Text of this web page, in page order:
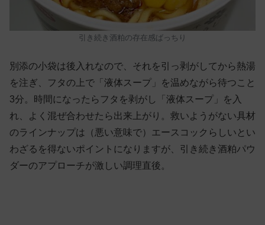
引き続き酒粕の存在感ばっちり
別添の小袋は後入れなので、それを引っ剥がしてから熱湯
を注ぎ、フタの上で「液体スープ」を温めながら待つこと
3分。時間になったらフタを剥がし「液体スープ」を入
れ、よく混ぜ合わせたら出来上がり。救いようがない具材
のラインナップは（悪い意味で）エースコックらしいとい
わざるを得ないポイントになりますが、引き続き酒粕パウ
ダーのアプローチが激しい調理直後。